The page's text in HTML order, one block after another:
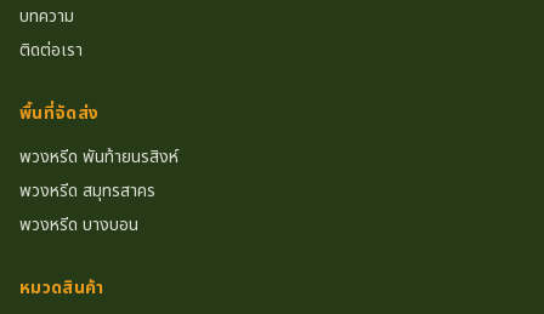
บทความ
ติดต่อเรา
พื้นที่จัดส่ง
พวงหรีด พันท้ายนรสิงห์
พวงหรีด สมุทรสาคร
พวงหรีด บางบอน
หมวดสินค้า